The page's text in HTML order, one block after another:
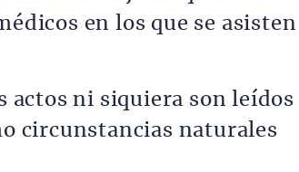
en los que se asisten
actos ni siquiera son leídos
circunstancias naturales